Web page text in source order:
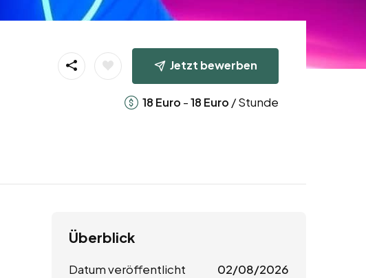
Jetzt bewerben
18 Euro -18 Euro / Stunde
Überblick
Datum veröffentlicht 02/08/2026